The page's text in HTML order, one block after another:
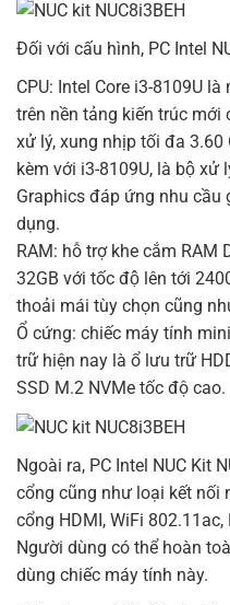
Đối với cấu hình, PC Intel
CPU: Intel Core i3-8109U
trên nền tảng kiến trúc mới
xử lý, xung nhịp tối đa
kèm với i3-8109U, là bộ xử
Graphics đáp ứng nhu
dụng.
RAM: hỗ trợ khe cắm RAM
32GB với tốc độ lên tới
thoải mái tùy chọn cũng
Ổ cứng: chiếc máy tính
trữ hiện nay là ổ lưu trữ
SSD M.2 NVMe tốc độ cao.
Ngoài ra, PC Intel NUC Kit
cổng cũng như loại kết nối
cổng HDMI, WiFi
Người dùng có thể hoàn
dùng chiếc máy tính này.